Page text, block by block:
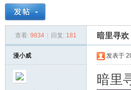
» › ›
查看: 9834 回复: 181 暗里寻
漫小威 发表于
暗里